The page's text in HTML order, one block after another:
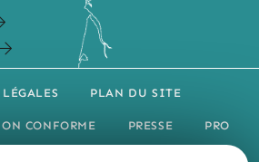
PLAN DU SITE
CONFORME PRESSE PRO